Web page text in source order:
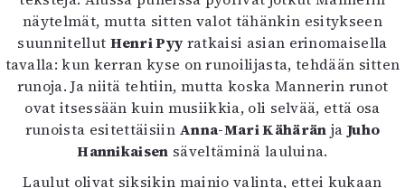
näytelmät, mutta sitten valot tähänkin esitykseen
suunnitellut Henri Pyy ratkaisi asian erinomaisella
tavalla: kun kerran kyse on runoilijasta, tehdään sitten
runoja. Ja niitä tehtiin, mutta koska Mannerin runot
ovat itsessään kuin musiikkia, oli selvää, että osa
runoista esitettäisiin Anna-Mari Kähärän ja Juho
Hannikaisen säveltäminä lauluina.
Laulut olivat siksikin mainio valinta, ettei kukaan